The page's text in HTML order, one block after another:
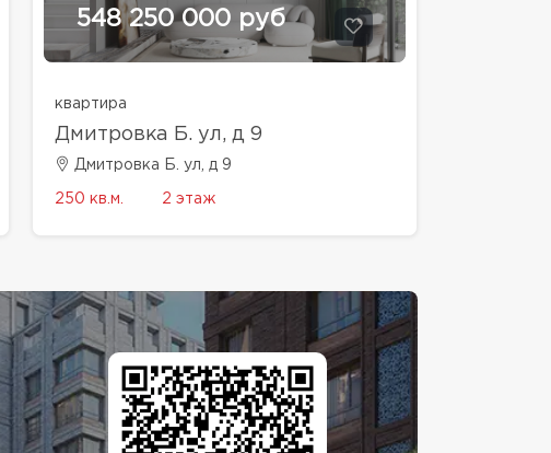
548 250 000 руб
квартира
Дмитровка Б. ул, д 9
Дмитровка Б. ул, д 9
250 кв.м. 2 этаж